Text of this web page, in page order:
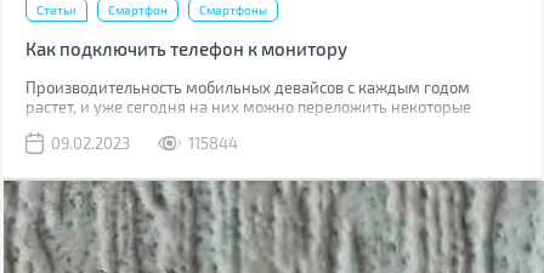
Статьи Смартфон Смартфоны
Как подключить телефон к монитору
Производительность мобильных девайсов с каждым годом
растет, и уже сегодня на них можно переложить некоторые
09.02.2023
115844